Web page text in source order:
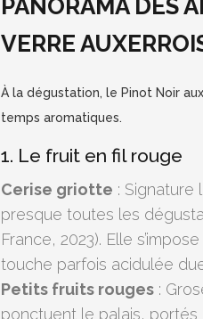
PANORAMA DES
VERRE
À la dégustation, le Pinot Noir
temps aromatiques.
1. Le fruit en fil rouge
Cerise griotte : Signature
presque toutes les
France, 2023). Elle
touche parfois acidulée
Petits fruits rouges :
ponctuent le palais, portés